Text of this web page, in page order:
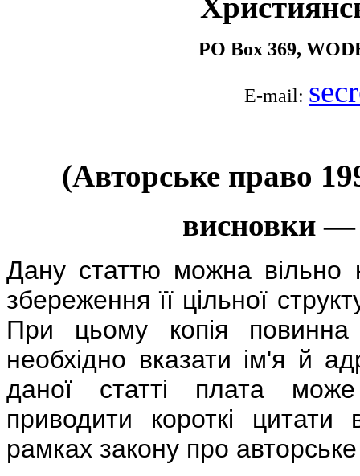
PO Box 369,
E-mail:
(Авторське право
висновки —
Дану статтю можна вільно
збереження її цільної
При цьому копія
необхідно вказати ім'я й
даної статті плата
приводити короткі
рамках закону про